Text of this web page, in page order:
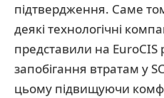
підтвердження. Саме
деякі технологічні
представили на EuroCIS
запобігання втратам у
цьому підвищуючи